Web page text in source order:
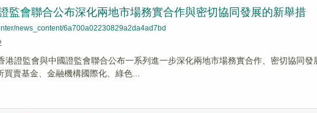
監會聯合公布深化兩地市場務實合作與密切協同發展的新舉措
news_content/6a700a02230829a2da4ad7bd
港證監會與中國證監會聯合公布一系列進一步深化兩地市場務實合作、密切協同
賣基金、金融機構國際化、綠色...